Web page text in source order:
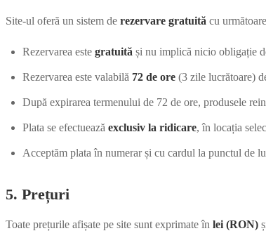
Site-ul oferă un sistem de rezervare gratuită cu
Rezervarea este gratuită și nu implică nicio obligație
Rezervarea este valabilă 72 de ore (3 zile lucrătoare)
După expirarea termenului de 72 de ore, produsele
Plata se efectuează exclusiv la ridicare, în locația
Acceptăm plata în numerar și cu cardul la punctul de
5. Prețuri
Toate prețurile afișate pe site sunt exprimate în lei (RON)